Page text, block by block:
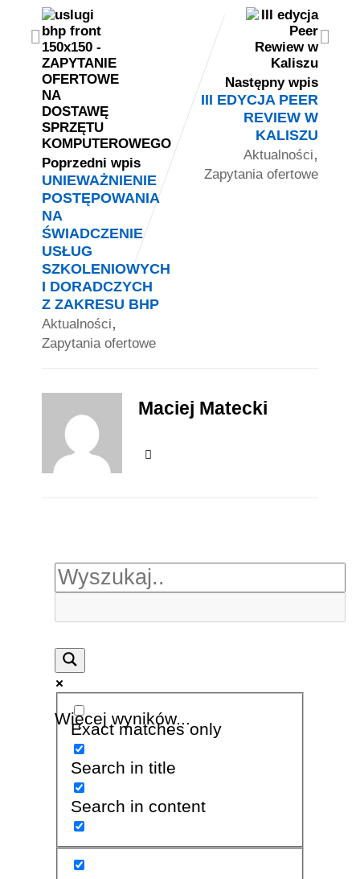
Poprzedni wpis
UNIEWAŻNIENIE
POSTĘPOWANIA
NA
ŚWIADCZENIE
USŁUG
SZKOLENIOWYCH
I DORADCZYCH
Z ZAKRESU BHP
Aktualności,
Zapytania ofertowe
Następny wpis
III EDYCJA PEER
REVIEW W
KALISZU
Aktualności,
Zapytania ofertowe
Maciej Matecki
Więcej wyników...
Exact matches only
Search in title
Search in content